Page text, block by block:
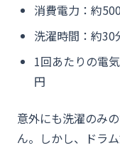
消費電力：約
洗濯時間：約30
1回あたりの電
円
意外にも洗濯のみ
ん。しかし、ドラ